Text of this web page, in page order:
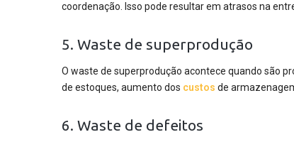
coordenação. Isso pode resultar em atrasos na
5. Waste de superprodução
O waste de superprodução acontece quando são
de estoques, aumento dos custos de
6. Waste de defeitos